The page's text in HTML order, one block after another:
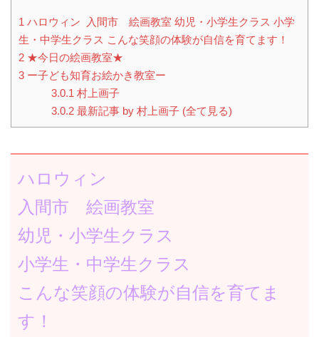
1 ハロウィン 入間市 絵画教室 幼児・小学生クラス 小学
生・中学生クラス こんな笑顔の体験が自信を育てます！
2 ★今日の絵画教室★
3 ー子ども知育お絵かき教室ー
3.0.1 村上画子
3.0.2最新記事 by 村上画子 (全て見る)
ハロウィン
入間市 絵画教室
幼児・小学生クラス
小学生・中学生クラス
こんな笑顔の体験が自信を育てま
す！